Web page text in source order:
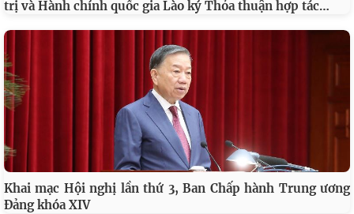
trị và Hành chính quốc gia Lào ký Thỏa thuận hợp tác…
Khai mạc Hội nghị lần thứ 3, Ban Chấp hành Trung ương
Đảng khóa XIV